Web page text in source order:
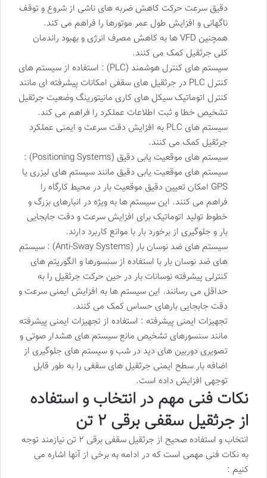
دقیق سرعت حرکت کاهش ضربه های ناشی از شروع و توقف
ناگهانی و افزایش طول عمر موتورها را فراهم می کند.
همچنین VFD ها به کاهش مصرف انرژی و بهبود راندمان
کلی جرثقیل کمک می کنند.
سیستم های کنترل هوشمند (PLC) : استفاده از سیستم های
کنترل PLC در جرثقیل های سقفی امکانات پیشرفته ای مانند
کنترل اتوماتیک سیکل های کاری مانیتورینگ وضعیت جرثقیل
تشخیص خطا و ثبت اطلاعات عملکرد را فراهم می کند.
سیستم های PLC به افزایش دقت سرعت و ایمنی عملکرد
جرثقیل کمک می کنند.
سیستم های موقعیت یابی دقیق (Positioning Systems) :
سیستم های موقعیت یابی دقیق مانند سیستم های لیزری یا
GPS امکان تعیین دقیق موقعیت بار در محیط کارگاه را
فراهم می کنند. این سیستم ها به ویژه در انبارهای بزرگ و
خطوط تولید اتوماتیک برای افزایش سرعت و دقت جابجایی
بار و جلوگیری از برخورد بار با موانع کاربرد دارند.
سیستم های ضد نوسان بار (Anti-Sway Systems) : سیستم
های ضد نوسان بار با استفاده از سنسورها و الگوریتم های
کنترلی پیشرفته نوسانات بار در حین حرکت جرثقیل را به
حداقل می رسانند. این سیستم ها به افزایش ایمنی سرعت و
دقت جابجایی بارهای حساس کمک می کنند.
تجهیزات ایمنی پیشرفته : استفاده از تجهیزات ایمنی پیشرفته
مانند سنسورهای تشخیص مانع سیستم های هشدار صوتی و
تصویری دوربین های دید در شب و سیستم های جلوگیری از
اضافه بار سطح ایمنی جرثقیل های سقفی را به طور قابل
توجهی افزایش داده است.
نکات فنی مهم در انتخاب و استفاده
از جرثقیل سقفی برقی ۲ تن
انتخاب و استفاده صحیح از جرثقیل سقفی برقی ۲ تن نیازمند توجه
به نکات فنی مهمی است که در ادامه به برخی از آنها اشاره می
کنیم :